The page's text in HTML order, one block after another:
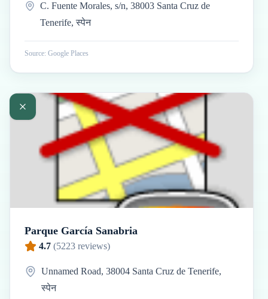
C. Fuente Morales, s/n, 38003 Santa Cruz de
Tenerife, स्पेन
Source: Google Places
Parque García Sanabria
4.7 (5223 reviews)
Unnamed Road, 38004 Santa Cruz de Tenerife,
स्पेन